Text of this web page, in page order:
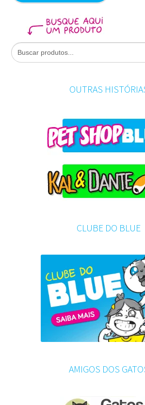
Search
for:
OUTRAS
CLUBE DO BLUE
AMIGOS DOS